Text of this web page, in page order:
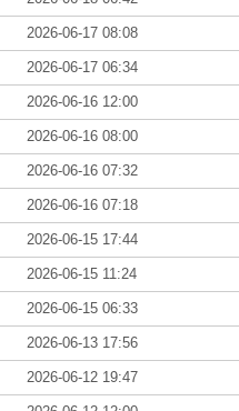
2026-06-17 08:08
2026-06-17 06:34
2026-06-16 12:00
2026-06-16 08:00
2026-06-16 07:32
2026-06-16 07:18
2026-06-15 17:44
2026-06-15 11:24
2026-06-15 06:33
2026-06-13 17:56
2026-06-12 19:47